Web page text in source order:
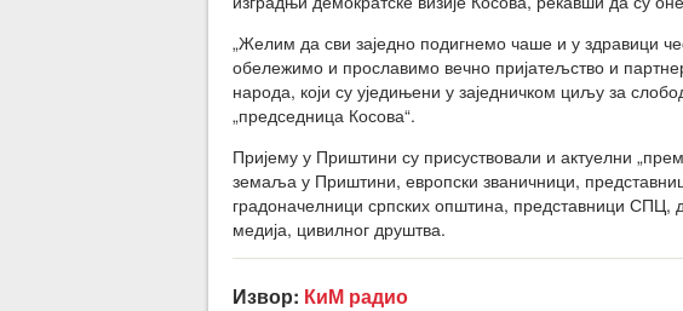
„Желим да сви заједно подигнемо чаше и у здравици
обележимо и прославимо вечно пријатељство и
народа, који су уједињени у заједничком циљу за
„председница Косова“.
Пријему у Приштини су присуствовали и актуелни
земаља у Приштини, европски званичници,
градоначелници српских општина, представници СПЦ,
медија, цивилног друштва.
Извор: КиМ радио